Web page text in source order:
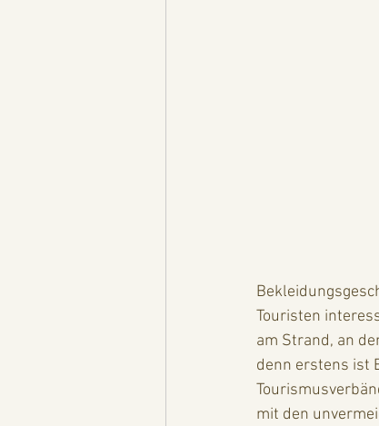
Touristen
am Strand, an
denn erstens ist
mit den